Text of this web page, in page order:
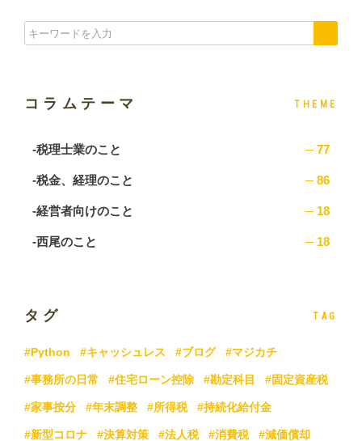
コラムテーマ THEME
-税理士業のこと 77
-税金、経理のこと 86
-経営者向けのこと 18
-西尾のこと 18
タグ TAG
#Python #キャッシュレス #ブログ #マジカチ
#事務所の日常 #住宅ローン控除 #勘定科目 #固定資産税
#家事按分 #年末調整 #所得税 #持続化給付金
#新型コロナ #決算対策 #法人税 #消費税 #減価償却